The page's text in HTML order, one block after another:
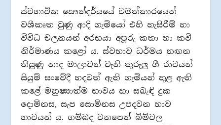
ස්වභාවික සෞන්දර්යයේ චමත්කාරයෙන්
වශීකෘත වුණු ආදි ගැමියෝ එහි හැසිරීම් හා
විවිධ චලනයන් අරභයා අපූරු කතා හා කවි
නිර්මාණය කළෝ ය. ස්වභාව ධර්මය නඟන
තියුණු නාද මාලාවන් වැනි කුරුලු ගී රාවයන්
සියුම් සංවේදී හදවත් ඇති ගැමියන් තුළ ඇති
කළේ මනුෂ්‍යාත්ම භාවය හා සබැඳි දුක
දොම්නස, සැප සොම්නස උපදවන හාව
භාවයන් ය. ගම්බද වනපෙත් බිම්වල